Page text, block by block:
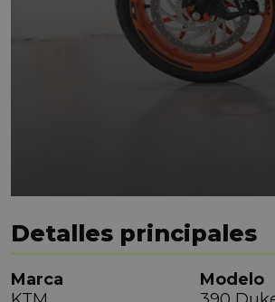
Detalles principales
Marca
Modelo